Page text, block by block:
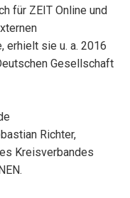
für ZEIT Online und
erhielt sie u. a. 2016
Gesellschaft
Richter,
Kreisverbandes